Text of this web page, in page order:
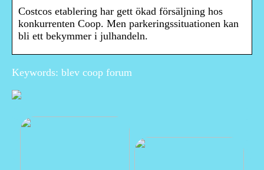
Costcos etablering har gett ökad försäljning hos
konkurrenten Coop. Men parkeringssituationen kan
bli ett bekymmer i julhandeln.
Keywords: blev coop forum